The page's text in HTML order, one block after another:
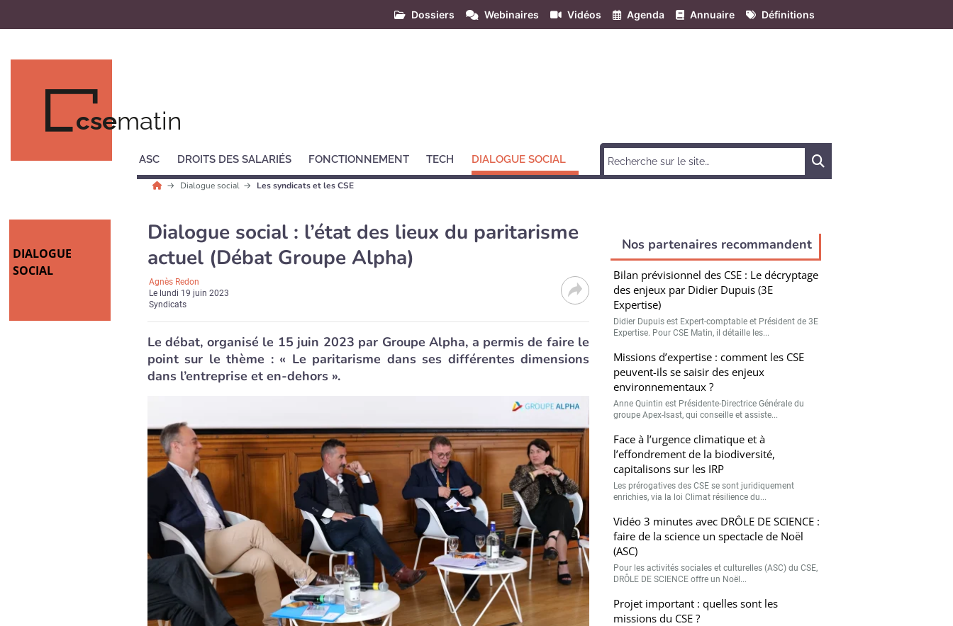
Dossiers Webinaires Vidéos Agenda Annuaire Définitions
csematin
ASC DROITS DES SALARIÉS FONCTIONNEMENT TECH DIALOGUE SOCIAL
Dialogue social Les syndicats et les CSE
DIALOGUE
SOCIAL
Dialogue social : l’état des lieux du paritarisme
actuel (Débat Groupe Alpha)
Agnès Redon
Le lundi 19 juin 2023
Syndicats
Le débat, organisé le 15 juin 2023 par Groupe Alpha, a permis de faire le
point sur le thème : « Le paritarisme dans ses différentes dimensions
dans l’entreprise et en-dehors ».
Nos partenaires recommandent
Bilan prévisionnel des CSE : Le décryptage
des enjeux par Didier Dupuis (3E
Expertise)
Didier Dupuis est Expert-comptable et Président de 3E
Expertise. Pour CSE Matin, il détaille les...
Missions d’expertise : comment les CSE
peuvent-ils se saisir des enjeux
environnementaux ?
Anne Quintin est Présidente-Directrice Générale du
groupe Apex-Isast, qui conseille et assiste...
Face à l’urgence climatique et à
l’effondrement de la biodiversité,
capitalisons sur les IRP
Les prérogatives des CSE se sont juridiquement
enrichies, via la loi Climat résilience du...
Vidéo 3 minutes avec DRÔLE DE SCIENCE :
faire de la science un spectacle de Noël
(ASC)
Pour les activités sociales et culturelles (ASC) du CSE,
DRÔLE DE SCIENCE offre un Noël...
Projet important : quelles sont les
missions du CSE ?